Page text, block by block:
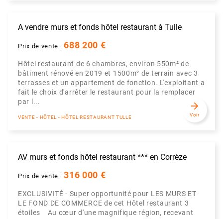
A vendre murs et fonds hôtel restaurant à Tulle
Prix de vente :688 200 €
Hôtel restaurant de 6 chambres, environ 550m² de
bâtiment rénové en 2019 et 1500m² de terrain avec 3
terrasses et un appartement de fonction. L'exploitant a
fait le choix d'arrêter le restaurant pour la remplacer
par l...
VENTE - HÔTEL - HÔTEL RESTAURANT TULLE
arrow_forward
Voir
AV murs et fonds hôtel restaurant *** en Corrèze
Prix de vente :316 000 €
EXCLUSIVITÉ - Super opportunité pour LES MURS ET
LE FOND DE COMMERCE de cet Hôtel restaurant 3
étoiles Au cœur d'une magnifique région, recevant